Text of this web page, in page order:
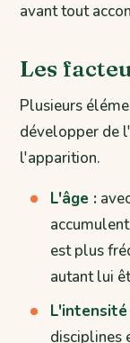
avant tout
Les
Plusieurs
développer de
l'apparition.
L'âge :
est plus
autant lui
disciplines